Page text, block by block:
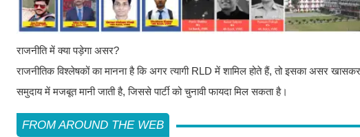
राजनीति में क्या पड़ेगा असर?
राजनीतिक विश्लेषकों का मानना है कि अगर त्यागी RLD में शामिल होते हैं, तो इसका असर
समुदाय में मजबूत मानी जाती है, जिससे पार्टी को चुनावी फायदा मिल सकता है।
FROM AROUND THE WEB